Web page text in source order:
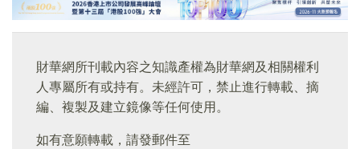
財華網所刊載內容之知識產權為財華網及相關權利
人專屬所有或持有。未經許可，禁止進行轉載、摘
編、複製及建立鏡像等任何使用。
如有意願轉載，請發郵件至